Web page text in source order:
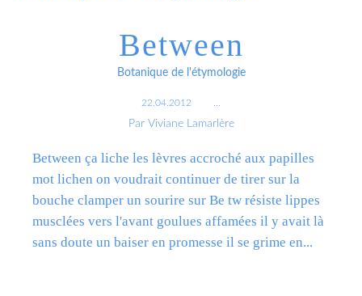
Between
Botanique de l'étymologie
22.04.2012
Par Viviane Lamarlère
Between ça liche les lèvres accroché aux papilles
mot lichen on voudrait continuer de tirer sur la
bouche clamper un sourire sur Be tw résiste lippes
musclées vers l'avant goulues affamées il y avait là
sans doute un baiser en promesse il se grime en...